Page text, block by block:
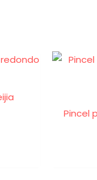
Pincel